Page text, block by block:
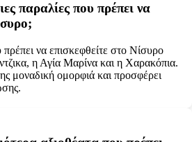
παραλίες που πρέπει να
πρέπει να επισκεφθείτε στο Νίσυρο
η Αγία Μαρίνα και η Χαρακόπια.
μοναδική ομορφιά και προσφέρει